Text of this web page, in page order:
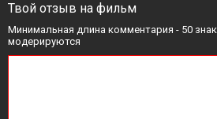
Твой отзыв на фильм
Минимальная длина комментария - 50
модерируются